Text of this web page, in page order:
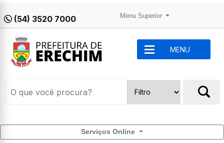
(54) 3520 7000 Menu Superior
MENU
Serviços Online